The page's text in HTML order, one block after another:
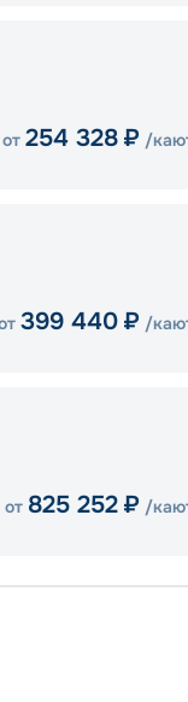
от 254 328 ₽ /
399 440 ₽ /
от 825 252 ₽ /